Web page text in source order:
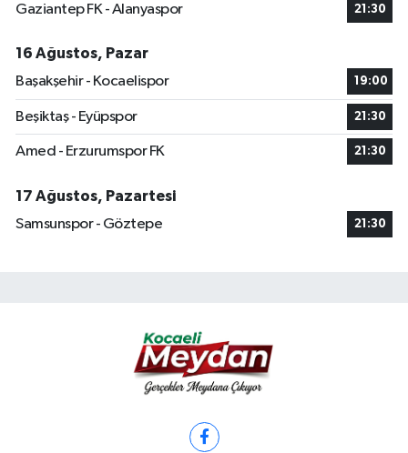
Gaziantep FK - Alanyaspor 21:30
16 Ağustos, Pazar
Başakşehir - Kocaelispor
19:00
Beşiktaş - Eyüpspor 21:30
Amed - Erzurumspor FK 21:30
17 Ağustos, Pazartesi
Samsunspor - Göztepe
21:30